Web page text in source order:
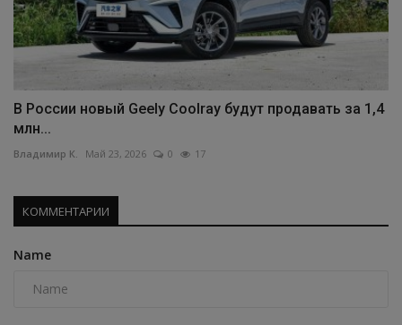
В России новый Geely Coolray будут продавать за 1,4
млн...
Владимир К. Май 23, 2026 0 17
КОММЕНТАРИИ
Name